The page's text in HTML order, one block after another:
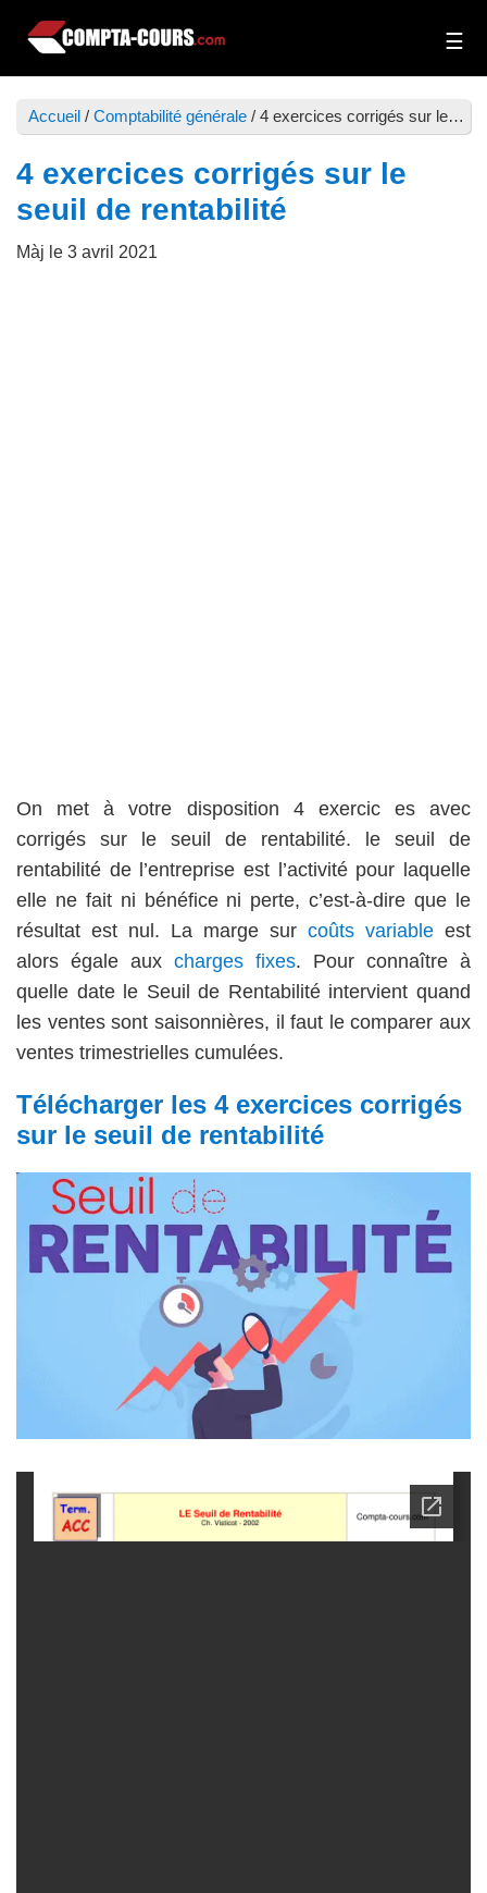
Passer
contenu
principal
Passer
la
barre
latérale
principale
Cours
exercices
de
comptabilité
Accueil / Comptabilité générale / 4 exercices corrigés sur le seuil de rentabilité
4 exercices corrigés sur le
seuil de rentabilité
Màj le 3 avril 2021
On met à votre disposition 4 exercic es avec
corrigés sur le seuil de rentabilité. le seuil de
rentabilité de l’entreprise est l’activité pour laquelle
elle ne fait ni bénéfice ni perte, c’est-à-dire que le
résultat est nul. La marge sur coûts variable est
alors égale aux charges fixes. Pour connaître à
quelle date le Seuil de Rentabilité intervient quand
les ventes sont saisonnières, il faut le comparer aux
ventes trimestrielles cumulées.
Télécharger les 4 exercices corrigés
sur le seuil de rentabilité